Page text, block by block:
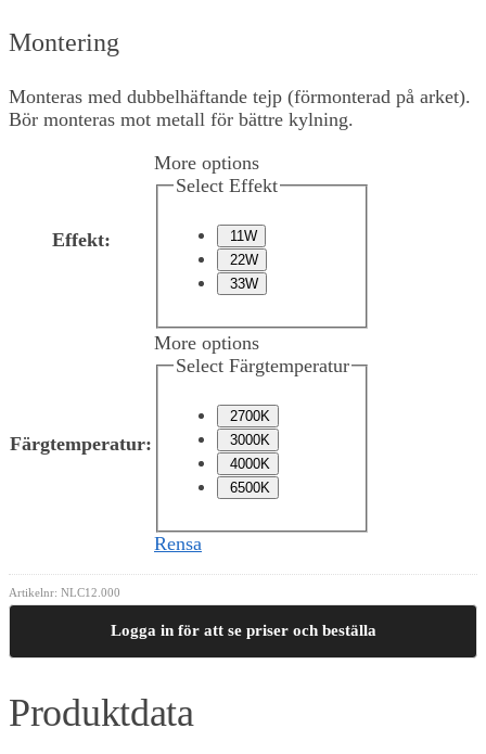
Montering
Monteras med dubbelhäftande tejp (förmonterad på arket).
Bör monteras mot metall för bättre kylning.
Effekt:
More options
Select Effekt
11W
22W
33W
Färgtemperatur:
More options
Select Färgtemperatur
2700K
3000K
4000K
6500K
Rensa
Artikelnr: NLC12.000
Logga in för att se priser och beställa
Produktdata